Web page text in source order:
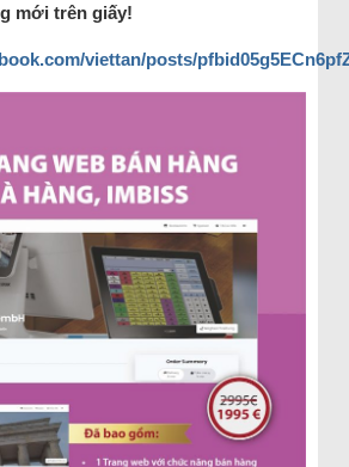
mới trên giấy!
viettan/posts/